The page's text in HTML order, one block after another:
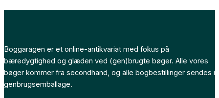
Boggaragen er et online-antikvariat med fokus på
bæredygtighed og glæden ved (gen)brugte bøger. Alle vores
bøger kommer fra secondhand, og alle bogbestillinger sendes i
genbrugsemballage.